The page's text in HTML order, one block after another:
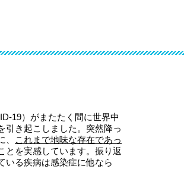
19）がまたたく間に世界中
引き起こしました。突然降っ
これまで地味な存在であっ
とを実感しています。振り返
いる疾病は感染症に他なら